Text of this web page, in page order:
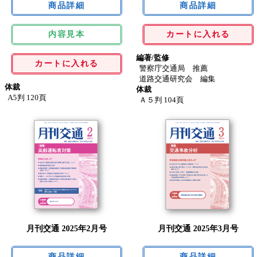
内容見本
カートに入れる
体裁
A5判 120頁
カートに入れる
編著/監修
警察庁交通局 推薦
道路交通研究会 編集
体裁
Ａ５判 104頁
月刊交通 2025年2月号 月刊交通 2025年3月号